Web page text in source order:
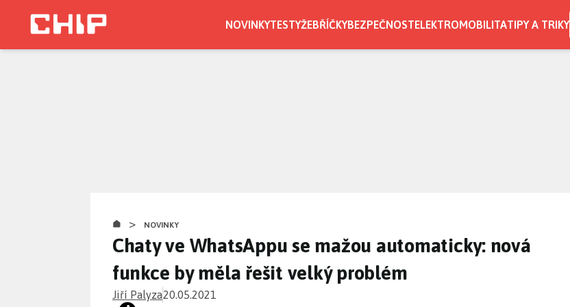
NOVINKYTESTYŽEBŘÍČKYBEZPEČNOSTELEKTROMOBILITATIPY A TRIKY
> NOVINKY
Chaty ve WhatsAppu se mažou automaticky: nová
funkce by měla řešit velký problém
Jiří Palyza20.05.2021